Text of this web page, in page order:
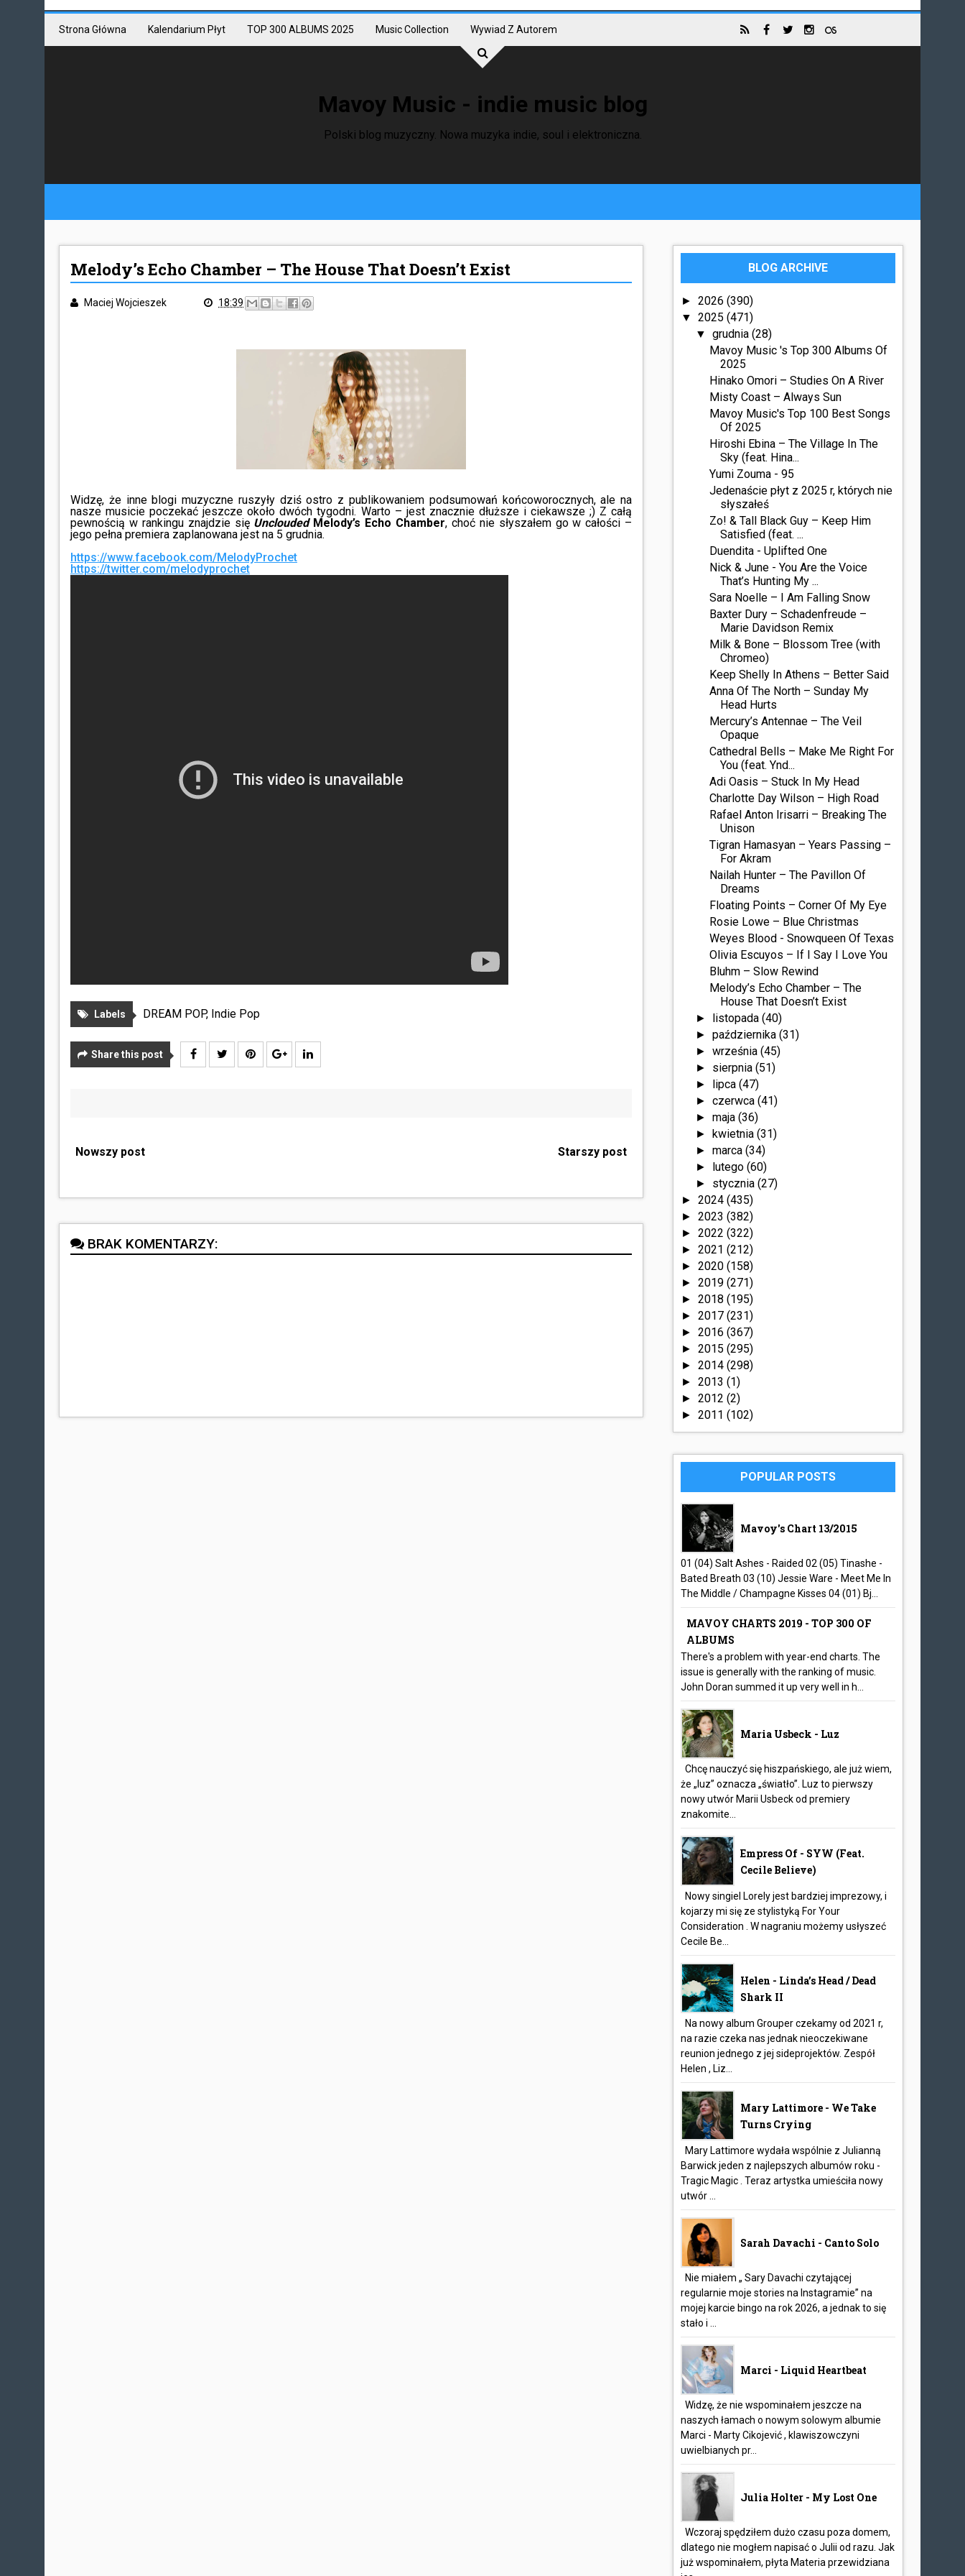
Strona Główna Kalendarium Płyt TOP 300 ALBUMS 2025 Music Collection Wywiad Z Autorem
Mavoy Music - indie music blog
Polski blog muzyczny. Nowa muzyka indie, soul i elektroniczna.
Melody’s Echo Chamber – The House That Doesn’t Exist
Maciej Wojcieszek 18:39
Widzę, że inne blogi muzyczne ruszyły dziś ostro z publikowaniem podsumowań końcoworocznych, ale na
nasze musicie poczekać jeszcze około dwóch tygodni. Warto – jest znacznie dłuższe i ciekawsze ;) Z całą
pewnością w rankingu znajdzie się Unclouded Melody’s Echo Chamber, choć nie słyszałem go w całości –
jego pełna premiera zaplanowana jest na 5 grudnia.
https://www.facebook.com/MelodyProchet
https://twitter.com/melodyprochet
Labels DREAM POP, Indie Pop
Share this post
Nowszy post Starszy post
BRAK KOMENTARZY:
BLOG ARCHIVE
►2026(390)
▼2025(471)
▼ grudnia (28)
Mavoy Music 's Top 300 Albums Of
2025
Hinako Omori – Studies On A River
Misty Coast – Always Sun
Mavoy Music's Top 100 Best Songs
Of 2025
Hiroshi Ebina – The Village In The
Sky (feat. Hina...
Yumi Zouma - 95
Jedenaście płyt z 2025 r, których nie
słyszałeś
Zo! & Tall Black Guy – Keep Him
Satisfied (feat. ...
Duendita - Uplifted One
Nick & June - You Are the Voice
That’s Hunting My ...
Sara Noelle – I Am Falling Snow
Baxter Dury – Schadenfreude –
Marie Davidson Remix
Milk & Bone – Blossom Tree (with
Chromeo)
Keep Shelly In Athens – Better Said
Anna Of The North – Sunday My
Head Hurts
Mercury’s Antennae – The Veil
Opaque
Cathedral Bells – Make Me Right For
You (feat. Ynd...
Adi Oasis – Stuck In My Head
Charlotte Day Wilson – High Road
Rafael Anton Irisarri – Breaking The
Unison
Tigran Hamasyan – Years Passing –
For Akram
Nailah Hunter – The Pavillon Of
Dreams
Floating Points – Corner Of My Eye
Rosie Lowe – Blue Christmas
Weyes Blood - Snowqueen Of Texas
Olivia Escuyos – If I Say I Love You
Bluhm – Slow Rewind
Melody’s Echo Chamber – The
House That Doesn’t Exist
► listopada (40)
► października (31)
► września (45)
► sierpnia (51)
► lipca (47)
► czerwca (41)
► maja (36)
► kwietnia (31)
► marca (34)
► lutego (60)
► stycznia (27)
►2024(435)
►2023(382)
►2022(322)
►2021(212)
►2020(158)
►2019(271)
►2018(195)
►2017(231)
►2016(367)
►2015(295)
►2014(298)
►2013(1)
►2012(2)
►2011(102)
POPULAR POSTS
Mavoy's Chart 13/2015
01 (04) Salt Ashes - Raided 02 (05) Tinashe -
Bated Breath 03 (10) Jessie Ware - Meet Me In
The Middle / Champagne Kisses 04 (01) Bj...
MAVOY CHARTS 2019 - TOP 300 OF
ALBUMS
There's a problem with year-end charts. The
issue is generally with the ranking of music.
John Doran summed it up very well in h...
Maria Usbeck - Luz
Chcę nauczyć się hiszpańskiego, ale już wiem,
że „luz” oznacza „światło”. Luz to pierwszy
nowy utwór Marii Usbeck od premiery
znakomite...
Empress Of - SYW (feat.
Cecile Believe)
Nowy singiel Lorely jest bardziej imprezowy, i
kojarzy mi się ze stylistyką For Your
Consideration . W nagraniu możemy usłyszeć
Cecile Be...
Helen - Linda’s Head / Dead
Shark II
Na nowy album Grouper czekamy od 2021 r,
na razie czeka nas jednak nieoczekiwane
reunion jednego z jej sideprojektów. Zespół
Helen , Liz...
Mary Lattimore - We Take
Turns Crying
Mary Lattimore wydała wspólnie z Julianną
Barwick jeden z najlepszych albumów roku -
Tragic Magic . Teraz artystka umieściła nowy
utwór ...
Sarah Davachi - Canto Solo
Nie miałem „ Sary Davachi czytającej
regularnie moje stories na Instagramie” na
mojej karcie bingo na rok 2026, a jednak to się
stało i ...
Marci - Liquid Heartbeat
Widzę, że nie wspominałem jeszcze na
naszych łamach o nowym solowym albumie
Marci - Marty Cikojević , klawiszowczyni
uwielbianych pr...
Julia Holter - My Lost One
Wczoraj spędziłem dużo czasu poza domem,
dlatego nie mogłem napisać o Julii od razu. Jak
już wspominałem, płyta Materia przewidziana